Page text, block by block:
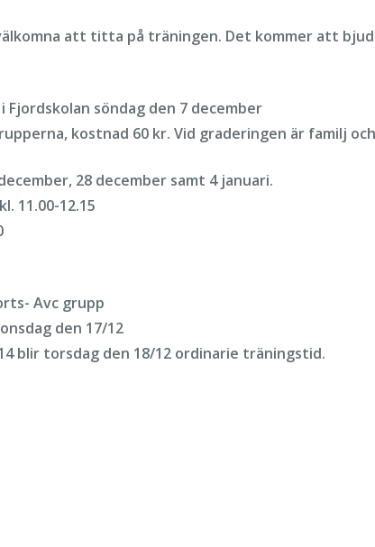
att titta på träningen. Det kommer att
söndag den 7 december
kostnad 60 kr. Vid graderingen är familj
28 december samt 4 januari.
11.00-12.15
Avc grupp
den 17/12
blir torsdag den 18/12 ordinarie träningstid.